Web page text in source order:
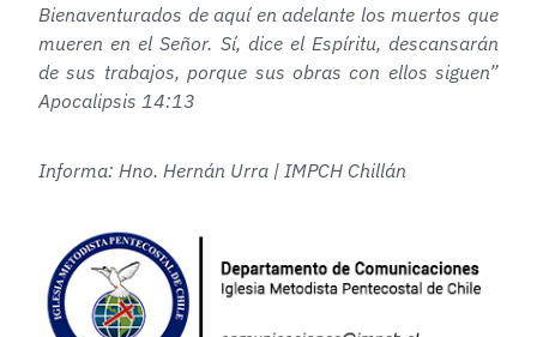
Bienaventurados de aquí en adelante los muertos que
mueren en el Señor. Sí, dice el Espíritu, descansarán
de sus trabajos, porque sus obras con ellos siguen”
Apocalipsis 14:13
Informa: Hno. Hernán Urra | IMPCH Chillán